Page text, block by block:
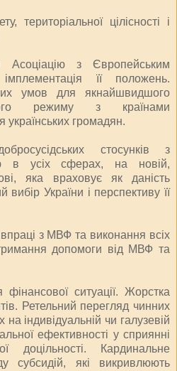
територіальної цілісності і
Асоціацію з Європейським
її положень.
умов для якнайшвидшого
режиму з країнами
громадян.
стосунків з
в усіх сферах, на новій,
яка враховує як даність
вибір України і перспективу її
з МВФ та виконання всіх
допомоги від МВФ та
фінансової ситуації. Жорстка
Ретельний перегляд чинних
на індивідуальній чи галузевій
ефективності у сприянні
доцільності. Кардинальне
субсидій, які викривлюють